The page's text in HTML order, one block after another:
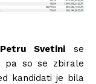
Petru Svetini se
pa so se zbirale
kandidati je bila